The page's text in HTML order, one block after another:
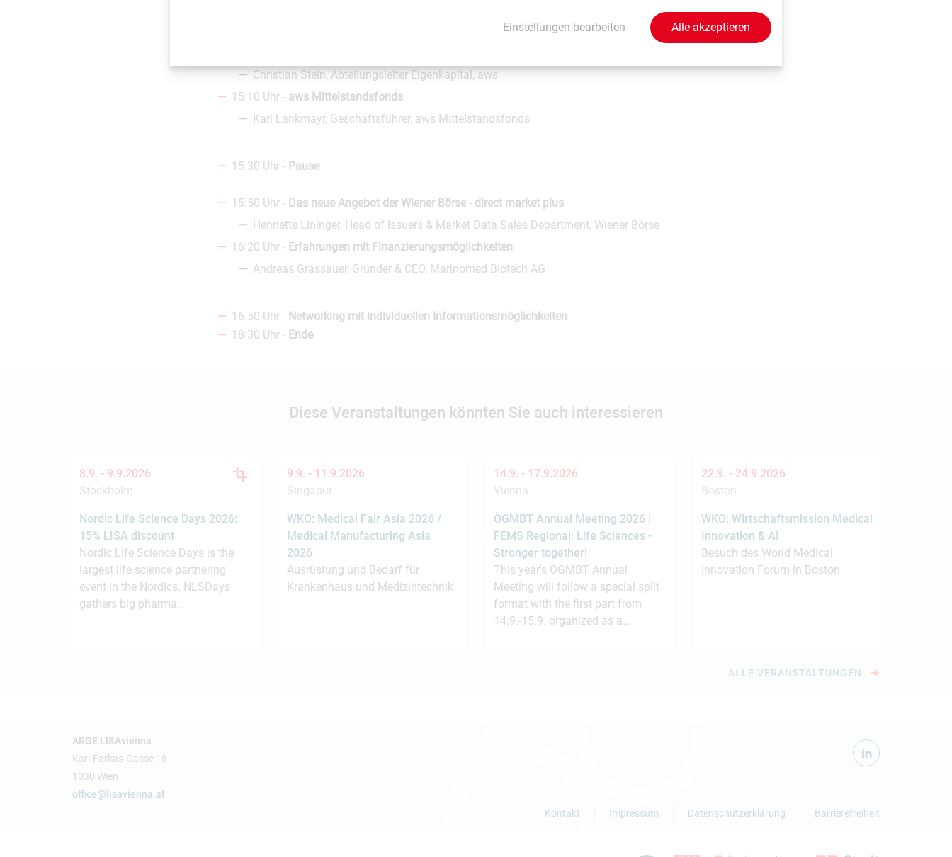
Christian Stein, Abteilungsleiter Eigenkapital, aws
15:10 Uhr - aws Mittelstandsfonds
Karl Lankmayr, Geschäftsführer, aws Mittelstandsfonds
15:30 Uhr - Pause
15:50 Uhr - Das neue Angebot der Wiener Börse - direct market plus
Henriette Lininger, Head of Issuers & Market Data Sales Department, Wiener Börse
16:20 Uhr - Erfahrungen mit Finanzierungsmöglichkeiten
Andreas Grassauer, Gründer & CEO, Marinomed Biotech AG
16:50 Uhr - Networking mit individuellen Informationsmöglichkeiten
18:30 Uhr - Ende
Diese Veranstaltungen könnten Sie auch interessieren
8.9. - 9.9.2026
Stockholm
Nordic Life Science Days 2026:
15% LISA discount
Nordic Life Science Days is the
largest life science partnering
event in the Nordics. NLSDays
gathers big pharma…
9.9. - 11.9.2026
Singapur
WKO: Medical Fair Asia 2026 /
Medical Manufacturing Asia
2026
Ausrüstung und Bedarf für
Krankenhaus und Medizintechnik
14.9. - 17.9.2026
Vienna
ÖGMBT Annual Meeting 2026 |
FEMS Regional: Life Sciences -
Stronger together!
This year's ÖGMBT Annual
Meeting will follow a special split
format with the first part from
14.9.-15.9. organized as a…
22.9. - 24.9.2026
Boston
WKO: Wirtschaftsmission Medical
Innovation & AI
Besuch des World Medical
Innovation Forum in Boston
ALLE VERANSTALTUNGEN
ARGE LISAvienna
Karl-Farkas-Gasse 18
1030 Wien
office@lisavienna.at
Kontakt
Impressum Datenschutzerklärung Barrierefreiheit
Einstellungen bearbeiten Alle akzeptieren